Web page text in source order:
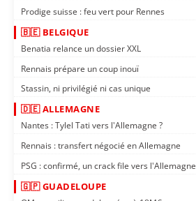
Prodige suisse : feu vert pour Rennes
🇧🇪 BELGIQUE
Benatia relance un dossier XXL
Rennais prépare un coup inouï
Stassin, ni privilégié ni cas unique
🇩🇪 ALLEMAGNE
Nantes : Tylel Tati vers l'Allemagne ?
Rennais : transfert négocié en Allemagne
PSG : confirmé, un crack file vers l'Allemagne
🇬🇵 GUADELOUPE